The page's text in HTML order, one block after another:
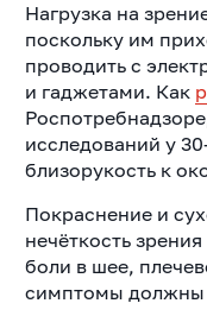
Нагрузка на
поскольку им
проводить с
и гаджетами. Как
исследований у
близорукость к
Покраснение и
нечёткость
боли в шее,
симптомы должны